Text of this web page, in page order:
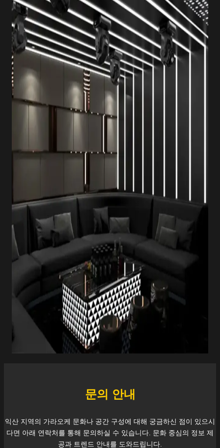
문의 안내
익산 지역의 가라오케 문화나 공간 구성에 대해 궁금하신 점이 있으시
다면 아래 연락처를 통해 문의하실 수 있습니다. 문화 중심의 정보 제
공과 트렌드 안내를 도와드립니다.